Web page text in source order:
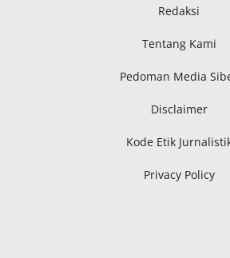
Redaksi
Tentang Kami
Pedoman Media
Disclaimer
Kode Etik
Privacy Policy